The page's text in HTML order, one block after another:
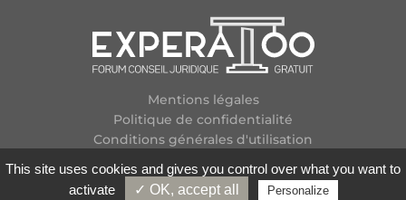
Mentions légales
Politique de confidentialité
Conditions générales d'utilisation
Contactez-nous
This site uses cookies and gives you control over what you want to
activate
✓ OK, accept all Personalize